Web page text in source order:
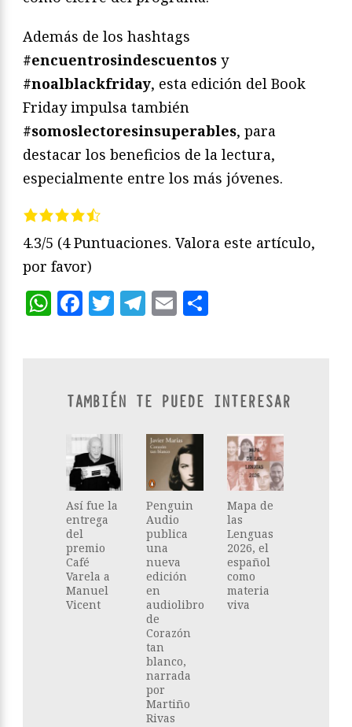
Además de los hashtags
#encuentrosindescuentos y
#noalblackfriday, esta edición del Book
Friday impulsa también
#somoslectoresinsuperables, para
destacar los beneficios de la lectura,
especialmente entre los más jóvenes.
4.3/5 (4 Puntuaciones. Valora este artículo,
por favor)
WhatsApp
Facebook
Twitter
Telegram
Email
TAMBIÉN TE PUEDE INTERESAR
Así fue la
entrega
del
premio
Café
Varela a
Manuel
Vicent
Penguin
Audio
publica
una
nueva
edición
en
audiolibro
de
Corazón
tan
blanco,
narrada
por
Martiño
Rivas
Mapa de
las
Lenguas
2026, el
español
como
materia
viva